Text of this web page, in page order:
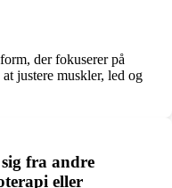
der fokuserer på
justere muskler, led og
fra andre
eller